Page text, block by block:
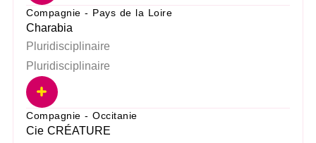
Compagnie - Pays de la Loire
Charabia
Pluridisciplinaire
Pluridisciplinaire
Compagnie - Occitanie
Cie CRÉATURE